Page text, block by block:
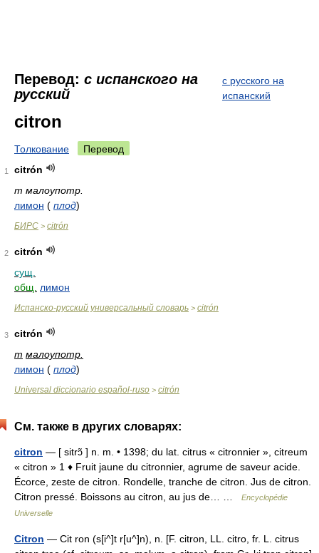
Перевод: с испанского на
русский
с русского на
испанский
citron
Толкование Перевод
1
citrón
m малоупотр.
лимон ( плод)
БИРС > citrón
2
citrón
сущ.
общ.
лимон
Испанско-русский универсальный словарь > citrón
3
citrón
m малоупотр.
лимон ( плод)
Universal diccionario español-ruso > citrón
См. также в других словарях:
citron — [ sitrɔ̃ ] n. m. • 1398; du lat. citrus « citronnier », citreum
« citron » 1 ♦ Fruit jaune du citronnier, agrume de saveur acide.
Écorce, zeste de citron. Rondelle, tranche de citron. Jus de citron.
Citron pressé. Boissons au citron, au jus de… …
Encyclopédie
Universelle
Citron — Cit ron (s[i^]t r[u^]n), n. [F. citron, LL. citro, fr. L. citrus